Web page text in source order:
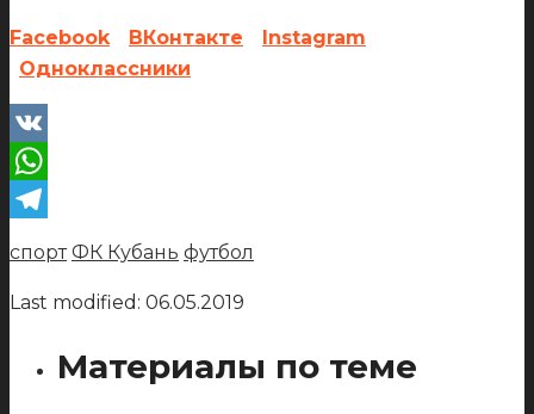
Facebook ВКонтакте
Instagram
Одноклассники
VK
WhatsApp
спорт ФК Кубань футбол
Last modified: 06.05.2019
Материалы по теме